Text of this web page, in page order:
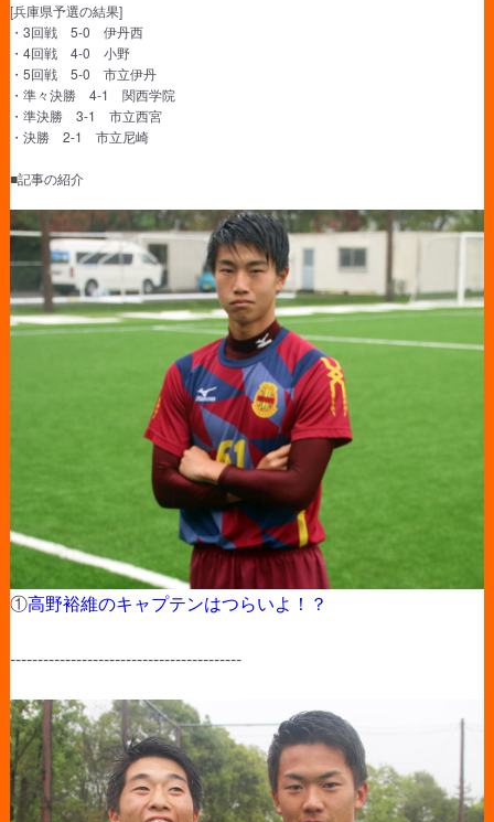
[兵庫県予選の結果]
・3回戦 5-0 伊丹西
・4回戦 4-0 小野
・5回戦 5-0 市立伊丹
・準々決勝 4-1 関西学院
・準決勝 3-1 市立西宮
・決勝 2-1 市立尼崎
■記事の紹介
①高野裕維のキャプテンはつらいよ！？
------------------------------------------